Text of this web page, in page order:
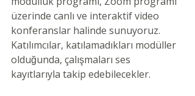
üzerinde canlı ve interaktif video
konferanslar halinde sunuyoruz.
Katılımcılar, katılamadıkları modüller
olduğunda, çalışmaları ses
kayıtlarıyla takip edebilecekler.